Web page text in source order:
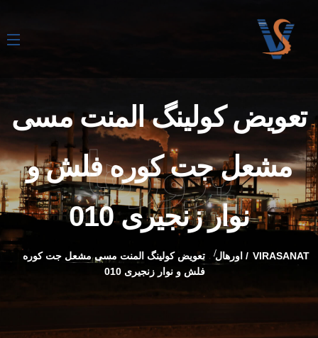
پروژها
تعویض کولینگ المنت مسی
مشعل جت کوره فلش و
نوار زنجیری 010
VIRASANAT اورهال
تعویض کولینگ المنت مسی مشعل جت کوره
فلش و نوار زنجیری 010